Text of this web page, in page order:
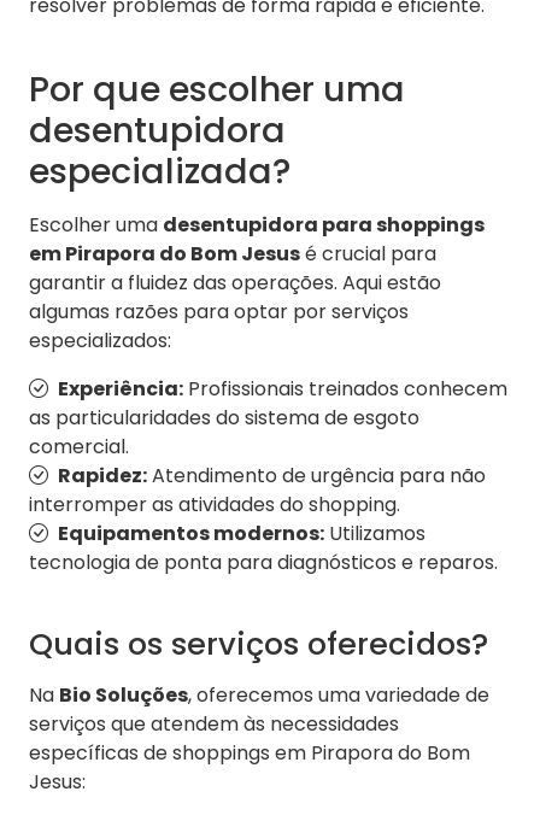
resolver problemas de forma rápida e eficiente.
Por que escolher uma
desentupidora
especializada?
Escolher uma desentupidora para shoppings
em Pirapora do Bom Jesusé crucial para
garantir a fluidez das operações. Aqui estão
algumas razões para optar por serviços
especializados:
Experiência: Profissionais treinados conhecem
as particularidades do sistema de esgoto
comercial.
Rapidez:Atendimento de urgência para não
interromper as atividades do shopping.
Equipamentos modernos: Utilizamos
tecnologia de ponta para diagnósticos e reparos.
Quais os serviços oferecidos?
Na Bio Soluções, oferecemos uma variedade de
serviços que atendem às necessidades
específicas de shoppings em Pirapora do Bom
Jesus: